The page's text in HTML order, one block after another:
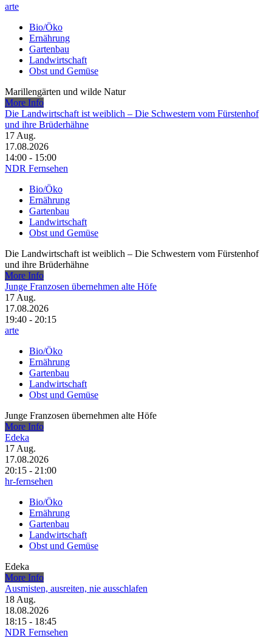
arte
Bio/Öko
Ernährung
Gartenbau
Landwirtschaft
Obst und Gemüse
Marillengärten und wilde Natur
More Info
Die Landwirtschaft ist weiblich – Die Schwestern vom Fürstenhof
und ihre Brüderhähne
17 Aug.
17.08.2026
14:00 - 15:00
NDR Fernsehen
Bio/Öko
Ernährung
Gartenbau
Landwirtschaft
Obst und Gemüse
Die Landwirtschaft ist weiblich – Die Schwestern vom Fürstenhof
und ihre Brüderhähne
More Info
Junge Franzosen übernehmen alte Höfe
17 Aug.
17.08.2026
19:40 - 20:15
arte
Bio/Öko
Ernährung
Gartenbau
Landwirtschaft
Obst und Gemüse
Junge Franzosen übernehmen alte Höfe
More Info
Edeka
17 Aug.
17.08.2026
20:15 - 21:00
hr-fernsehen
Bio/Öko
Ernährung
Gartenbau
Landwirtschaft
Obst und Gemüse
Edeka
More Info
Ausmisten, ausreiten, nie ausschlafen
18 Aug.
18.08.2026
18:15 - 18:45
NDR Fernsehen